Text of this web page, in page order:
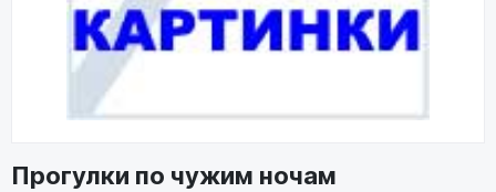
Прогулки по чужим ночам